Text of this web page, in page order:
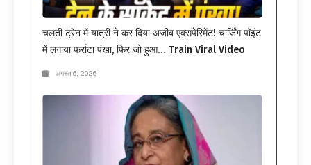
चलती ट्रेन में यात्री ने कर दिया अजीब एक्सपेरिमेंट! चार्जिंग पॉइंट
में लगाया फर्राटा पंखा, फिर जो हुआ… Train Viral Video
अगस्त 6, 2026